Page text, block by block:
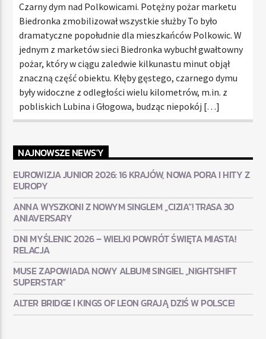
Czarny dym nad Polkowicami. Potężny pożar marketu
Biedronka zmobilizował wszystkie służby To było
dramatyczne popołudnie dla mieszkańców Polkowic. W
jednym z marketów sieci Biedronka wybuchł gwałtowny
pożar, który w ciągu zaledwie kilkunastu minut objął
znaczną część obiektu. Kłęby gęstego, czarnego dymu
były widoczne z odległości wielu kilometrów, m.in. z
pobliskich Lubina i Głogowa, budząc niepokój […]
NAJNOWSZE NEWS'Y
EUROWIZJA JUNIOR 2026: 16 KRAJÓW, NOWA PORA I HITY Z
EUROPY
ANNA WYSZKONI Z NOWYM SINGLEM „CIZIA”! TRASA 30
ANIAVERSARY
DNI MYŚLENIC 2026 – WIELKI POWRÓT ŚWIĘTA MIASTA!
RELACJA
MUSE ZAPOWIADA NOWY ALBUM! SINGIEL „NIGHTSHIFT
SUPERSTAR”
ALTER BRIDGE I KINGS OF LEON GRAJĄ DZIŚ W POLSCE!